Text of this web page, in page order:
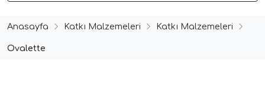
Anasayfa Katkı Malzemeleri Katkı Malzemeleri
Ovalette